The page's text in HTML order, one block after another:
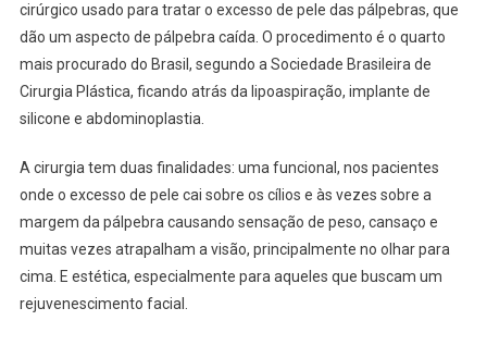
cirúrgico usado para tratar o excesso de pele das pálpebras, que
dão um aspecto de pálpebra caída. O procedimento é o quarto
mais procurado do Brasil, segundo a Sociedade Brasileira de
Cirurgia Plástica, ficando atrás da lipoaspiração, implante de
silicone e abdominoplastia.
A cirurgia tem duas finalidades: uma funcional, nos pacientes
onde o excesso de pele cai sobre os cílios e às vezes sobre a
margem da pálpebra causando sensação de peso, cansaço e
muitas vezes atrapalham a visão, principalmente no olhar para
cima. E estética, especialmente para aqueles que buscam um
rejuvenescimento facial.